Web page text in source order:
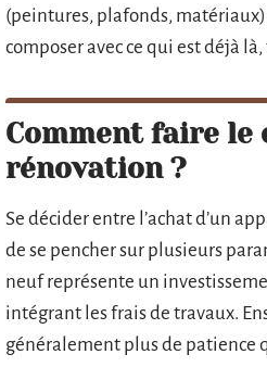
(peintures, plafonds,
composer avec ce qui est déjà
Comment faire le
rénovation ?
Se décider entre l’achat d’un
de se pencher sur plusieurs
neuf représente un
intégrant les frais de travaux.
généralement plus de patience